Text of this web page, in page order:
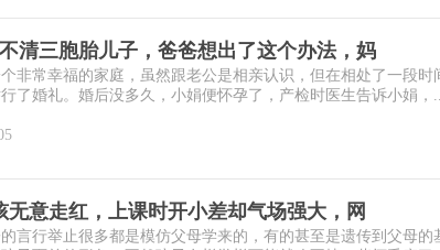
清三胞胎儿子，爸爸想出了这个办法，妈
非常幸福的家庭，虽然跟老公是相亲认识，但在相处了一段时
了婚礼。婚后没多久，小娟便怀孕了，产检时医生告诉小娟，
无意走红，上课时开小差却气场强大，网
言行举止很多都是模仿父母学来的，有的甚至是遗传到父母